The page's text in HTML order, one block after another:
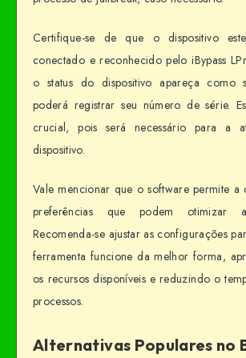
Certifique-se de que o dispositivo
conectado e reconhecido pelo iBypass
o status do dispositivo apareça como
poderá registrar seu número de série.
crucial, pois será necessário para a
dispositivo.
Vale mencionar que o software permite
preferências que podem otimizar
Recomenda-se ajustar as configurações
ferramenta funcione da melhor forma,
os recursos disponíveis e reduzindo o
processos.
Alternativas Populares no